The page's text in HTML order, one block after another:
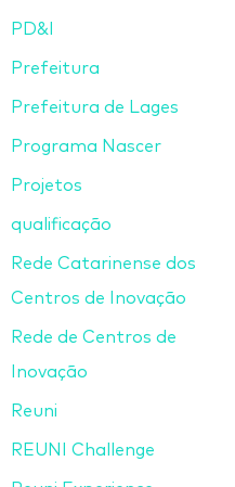
PD&I
Prefeitura
Prefeitura de Lages
Programa Nascer
Projetos
qualificação
Rede Catarinense dos
Centros de Inovação
Rede de Centros de
Inovação
Reuni
REUNI Challenge